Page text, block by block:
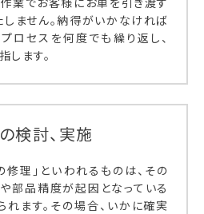
業でお客様にお車を引き渡す
しません。納得がいかなければ
ロセスを何度でも繰り返し、
ます。
検討、実施
修理」といわれるものは、その
部品精度が起因となっている
れます。その場合、いかに確実